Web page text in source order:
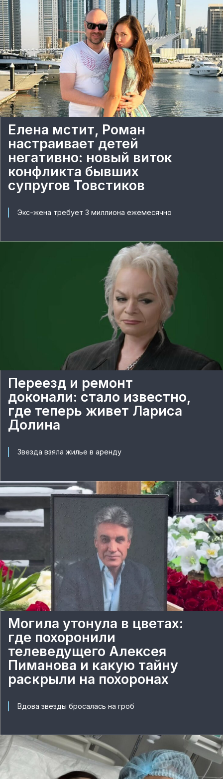
Елена мстит, Роман
настраивает детей
негативно: новый виток
конфликта бывших
супругов Товстиков
Экс-жена требует 3 миллиона ежемесячно
Переезд и ремонт
доконали: стало известно,
где теперь живет Лариса
Долина
Звезда взяла жилье в аренду
Могила утонула в цветах:
где похоронили
телеведущего Алексея
Пиманова и какую тайну
раскрыли на похоронах
Вдова звезды бросалась на гроб